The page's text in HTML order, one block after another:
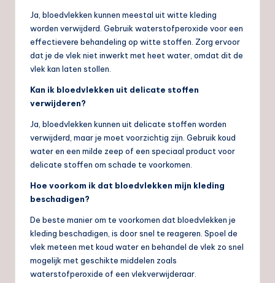
Ja, bloedvlekken kunnen meestal uit witte kleding
worden verwijderd. Gebruik waterstofperoxide voor een
effectievere behandeling op witte stoffen. Zorg ervoor
dat je de vlek niet inwerkt met heet water, omdat dit de
vlek kan laten stollen.
Kan ik bloedvlekken uit delicate stoffen
verwijderen?
Ja, bloedvlekken kunnen uit delicate stoffen worden
verwijderd, maar je moet voorzichtig zijn. Gebruik koud
water en een milde zeep of een speciaal product voor
delicate stoffen om schade te voorkomen.
Hoe voorkom ik dat bloedvlekken mijn kleding
beschadigen?
De beste manier om te voorkomen dat bloedvlekken je
kleding beschadigen, is door snel te reageren. Spoel de
vlek meteen met koud water en behandel de vlek zo snel
mogelijk met geschikte middelen zoals
waterstofperoxide of een vlekverwijderaar.